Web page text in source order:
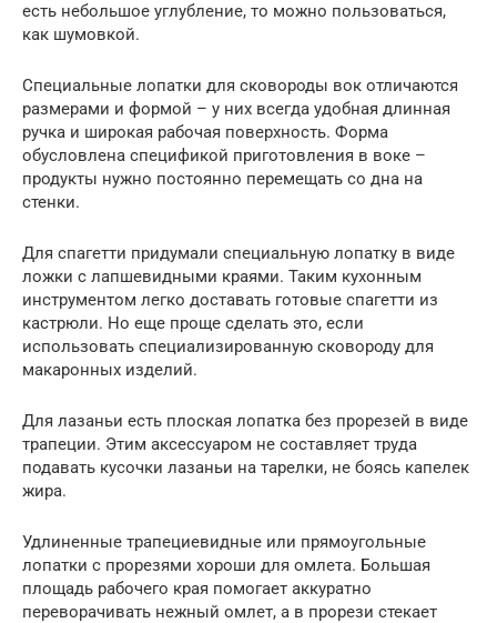
есть небольшое углубление, то можно пользоваться,
как шумовкой.
Специальные лопатки для сковороды вок отличаются
размерами и формой – у них всегда удобная длинная
ручка и широкая рабочая поверхность. Форма
обусловлена спецификой приготовления в воке –
продукты нужно постоянно перемещать со дна на
стенки.
Для спагетти придумали специальную лопатку в виде
ложки с лапшевидными краями. Таким кухонным
инструментом легко доставать готовые спагетти из
кастрюли. Но еще проще сделать это, если
использовать специализированную сковороду для
макаронных изделий.
Для лазаньи есть плоская лопатка без прорезей в виде
трапеции. Этим аксессуаром не составляет труда
подавать кусочки лазаньи на тарелки, не боясь капелек
жира.
Удлиненные трапециевидные или прямоугольные
лопатки с прорезями хороши для омлета. Большая
площадь рабочего края помогает аккуратно
переворачивать нежный омлет, а в прорези стекает